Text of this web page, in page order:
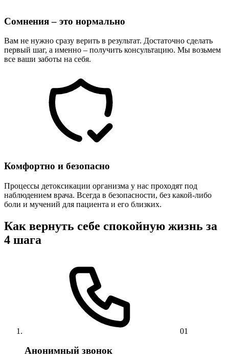
Сомнения – это нормально
Вам не нужно сразу верить в результат. Достаточно сделать
первый шаг, а именно – получить консультацию. Мы возьмем
все ваши заботы на себя.
Комфортно и безопасно
Процессы детоксикации организма у нас проходят под
наблюдением врача. Всегда в безопасности, без какой-либо
боли и мучений для пациента и его близких.
Как вернуть себе спокойную жизнь за
4 шага
01
Анонимный звонок